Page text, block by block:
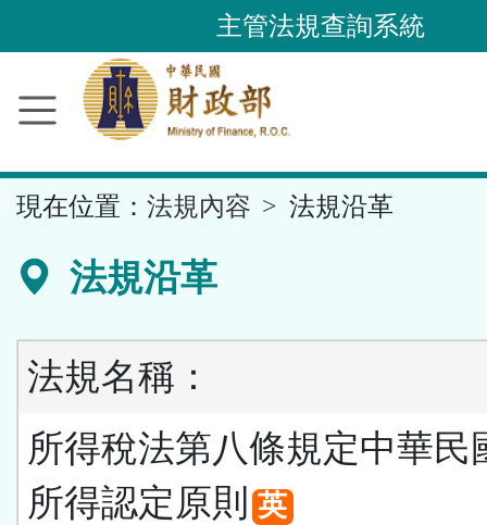
到
要
容
區
主管法規查詢系統
現在位置： 法規內容 法規沿革
法規沿革
法規名稱：
所得稅法第八條規定中華民
所得認定原則 英